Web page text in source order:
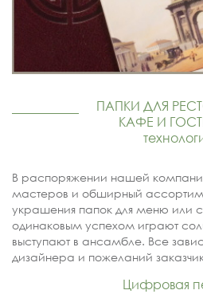
ПАПКИ ДЛЯ
КАФЕ И
В распоряжении нашей
мастеров и обширный
украшения папок для меню или
одинаковым успехом играют
выступают в ансамбле. Все
дизайнера и пожеланий
Цифровая